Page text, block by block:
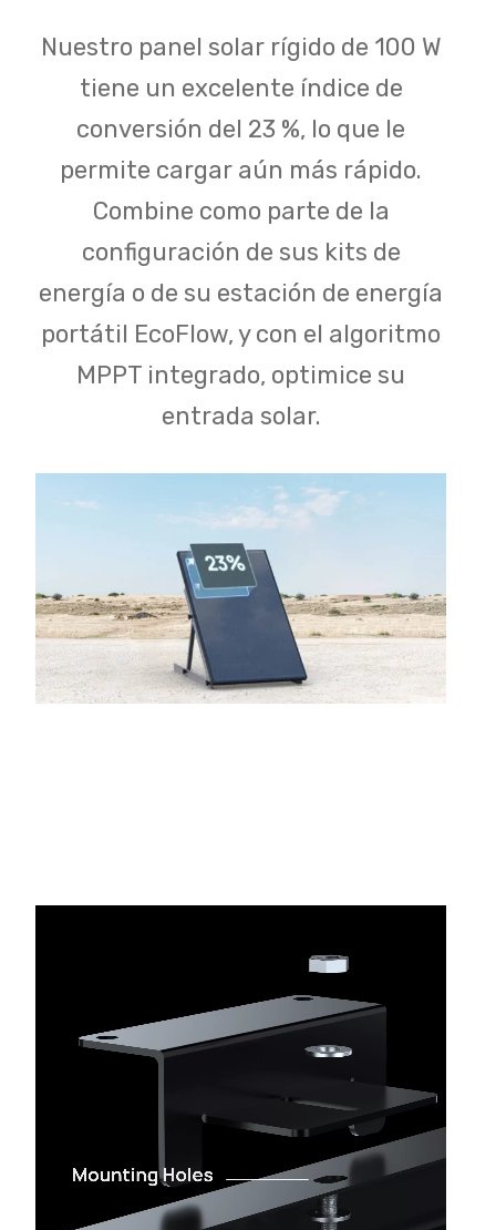
Nuestro panel solar rígido de 100 W
tiene un excelente índice de
conversión del 23 %, lo que le
permite cargar aún más rápido.
Combine como parte de la
configuración de sus kits de
energía o de su estación de energía
portátil EcoFlow, y con el algoritmo
MPPT integrado, optimice su
entrada solar.